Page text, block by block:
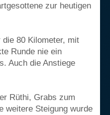
zur heutigen
80 Kilometer, mit
Runde nie ein
Auch die Anstiege
Rüthi, Grabs zum
weitere Steigung wurde